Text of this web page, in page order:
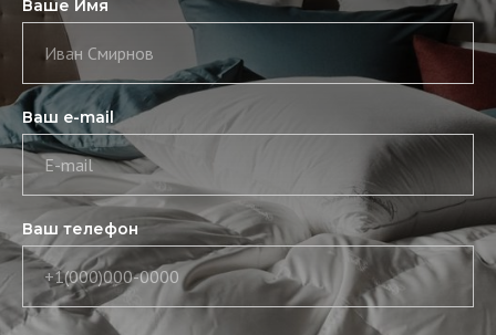
Ваше Имя
Иван Смирнов
Ваш e-mail
E-mail
Ваш телефон
+1(000)000-0000